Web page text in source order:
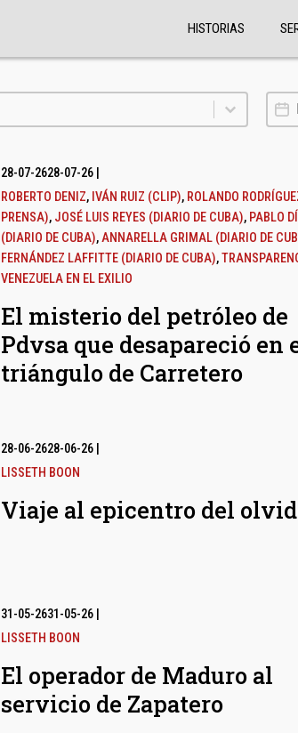
HISTORIAS
28-07-2628-07-26
ROBERTO DENIZ, IVÁN RUIZ (CLIP), ROLANDO
PRENSA), JOSÉ LUIS REYES (DIARIO DE CUBA), PABLO
(DIARIO DE CUBA),ANNARELLA GRIMAL (DIARIO DE
FERNÁNDEZ LAFFITTE (DIARIO DE CUBA),
VENEZUELA EN EL EXILIO
El misterio del petróleo de
Pdvsa que desapareció en
triángulo de Carretero
28-06-2628-06-26
LISSETH BOON
Viaje al epicentro del
31-05-2631-05-26
LISSETH BOON
El operador de Maduro al
servicio de Zapatero